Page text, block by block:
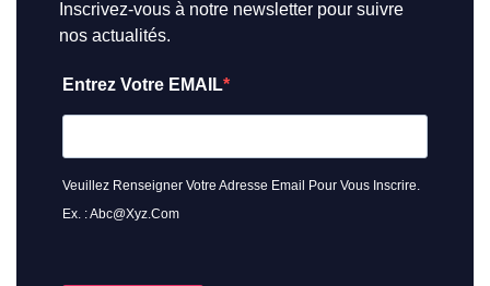
Inscrivez-vous à notre newsletter pour suivre
nos actualités.
Entrez Votre EMAIL
Veuillez Renseigner Votre Adresse Email Pour Vous Inscrire.
Ex. : Abc@xyz.com